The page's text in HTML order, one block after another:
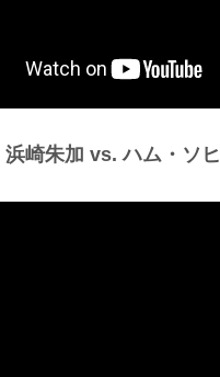
崎朱加 vs. ハム・ソヒ